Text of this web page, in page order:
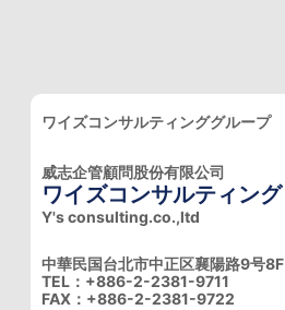
ワイズコンサルティンググループ
威志企管顧問股份有限公司
ワイズコンサルティング
Y's consulting.co.,ltd
中華民国台北市中正区襄陽路9号8F
TEL：+886-2-2381-9711
FAX：+886-2-2381-9722